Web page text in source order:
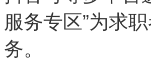
服务专区”为求
务。